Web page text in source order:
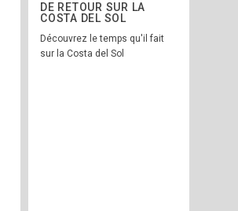
DE RETOUR SUR LA
COSTA DEL SOL
Découvrez le temps qu'il fait
sur la Costa del Sol